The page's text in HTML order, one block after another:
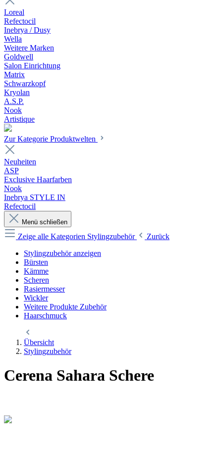
Loreal
Refectocil
Inebrya / Dusy
Wella
Weitere Marken
Goldwell
Salon Einrichtung
Matrix
Schwarzkopf
Kryolan
A.S.P.
Nook
Artistique
Zur Kategorie Produktwelten
Neuheiten
ASP
Exclusive Haarfarben
Nook
Inebrya STYLE IN
Refectocil
Menü schließen
Zeige alle Kategorien Stylingzubehör
Zurück
Stylingzubehör anzeigen
Bürsten
Kämme
Scheren
Rasiermesser
Wickler
Weitere Produkte Zubehör
Haarschmuck
Übersicht
Stylingzubehör
Cerena Sahara Schere